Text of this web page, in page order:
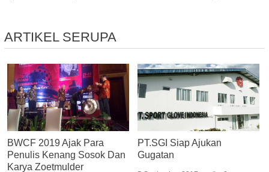
ARTIKEL SERUPA
BWCF 2019 Ajak Para
Penulis Kenang Sosok Dan
Karya Zoetmulder
PT.SGI Siap Ajukan
Gugatan